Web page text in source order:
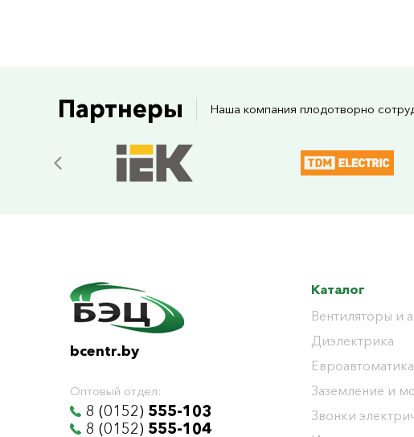
Партнеры Наша компания плодотворно
bcentr.by
Оптовый отдел:
8 (0152) 555-103
8 (0152) 555-104
Каталог
Вентиляторы и
Диэлектрика
Заземление и
Звонки